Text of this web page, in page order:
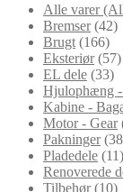
Alle varer
Bremser (42)
Brugt (166)
Eksteriør (57)
EL dele (33)
Hjulophæng -
Kabine -
Motor - Gear
Pakninger
Pladedele (11)
Renoverede
Tilbehør (10)